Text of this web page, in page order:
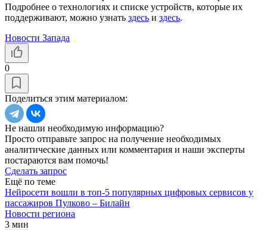
Подробнее о технологиях и списке устройств, которые их
поддерживают, можно узнать здесь и здесь.
Новости Запада
0
Поделиться этим материалом:
Не нашли необходимую информацию?
Просто отправьте запрос на получение необходимых
аналитические данных или комментария и наши эксперты
постараются вам помочь!
Сделать запрос
Ещё по теме
Нейросети вошли в топ-5 популярных цифровых сервисов у
пассажиров Пулково – Билайн
Новости региона
3 мин